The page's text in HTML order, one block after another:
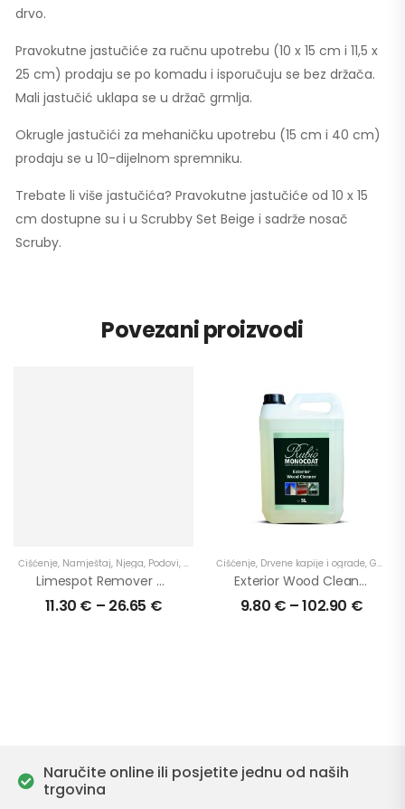
drvo.
Pravokutne jastučiće za ručnu upotrebu (10 x 15 cm i 11,5 x
25 cm) prodaju se po komadu i isporučuju se bez držača.
Mali jastučić uklapa se u držač grmlja.
Okrugle jastučići za mehaničku upotrebu (15 cm i 40 cm)
prodaju se u 10-dijelnom spremniku.
Trebate li više jastučića? Pravokutne jastučiće od 10 x 15
cm dostupne su i u Scrubby Set Beige i sadrže nosač
Scruby.
Povezani proizvodi
Čišćenje, Namještaj, Njega, Podovi, Proizvodi,Radne ploče, Stepenice,U primjenu
Limespot Remover – uklanja mrlje od vapnenaste (tvrde) vode
11.30 € – 26.65 €
Čišćenje, Drvene kapije i ograde, Garaže
Exterior Wood Cleaner – učinkovito čišćenje drva na vanjskim površinama
9.80 € –102.90 €
Naručite online ili posjetite jednu od naših
trgovina